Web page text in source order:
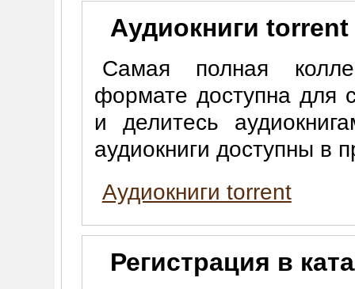
Аудиокниги torrent
Самая полная
формате доступна для
и делитесь
аудиокниги доступны в
Аудиокниги torrent
Регистрация в